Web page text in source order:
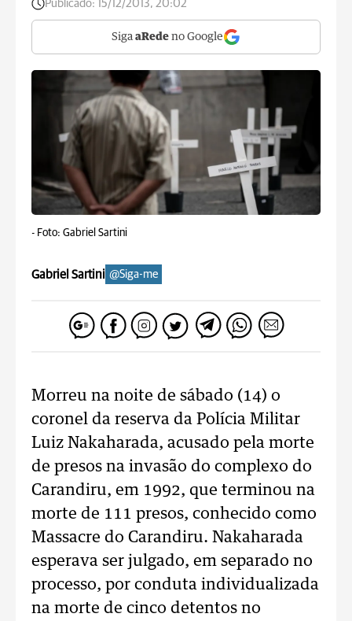
Publicado: 15/12/2013, 20:02
Siga aRede no Google
- Foto: Gabriel Sartini
Gabriel Sartini @Siga-me
Morreu na noite de sábado (14) o
coronel da reserva da Polícia Militar
Luiz Nakaharada, acusado pela morte
de presos na invasão do complexo do
Carandiru, em 1992, que terminou na
morte de 111 presos, conhecido como
Massacre do Carandiru. Nakaharada
esperava ser julgado, em separado no
processo, por conduta individualizada
na morte de cinco detentos no